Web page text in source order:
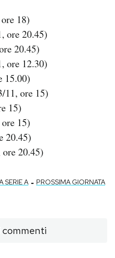
18)
ore 20.45)
20.45)
ore 12.30)
15.00)
11, ore 15)
15)
15)
20.45)
20.45)
SERIE A - PROSSIMA GIORNATA
commenti